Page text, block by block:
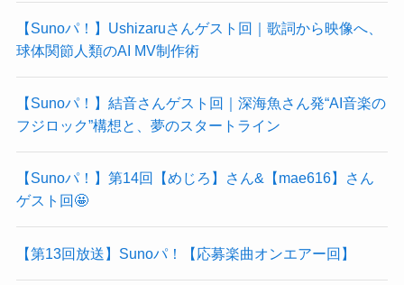
【Sunoパ！】Ushizaruさんゲスト回｜歌詞から映像へ、
球体関節人類のAI MV制作術
【Sunoパ！】結音さんゲスト回｜深海魚さん発“AI音楽の
フジロック”構想と、夢のスタートライン
【Sunoパ！】第14回【めじろ】さん&【mae616】さん
ゲスト回🤩
【第13回放送】Sunoパ！【応募楽曲オンエアー回】